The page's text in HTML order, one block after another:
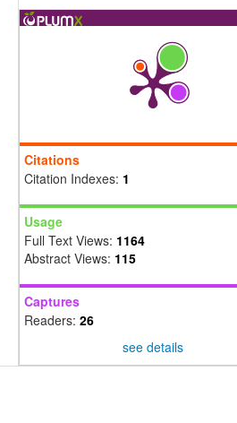
Citations
Citation Indexes: 1
Usage
Full Text Views: 1164
Abstract Views: 115
Captures
Readers: 26
see details